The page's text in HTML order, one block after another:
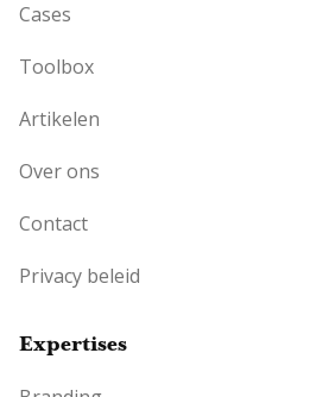
Cases
Toolbox
Artikelen
Over ons
Contact
Privacy beleid
Expertises